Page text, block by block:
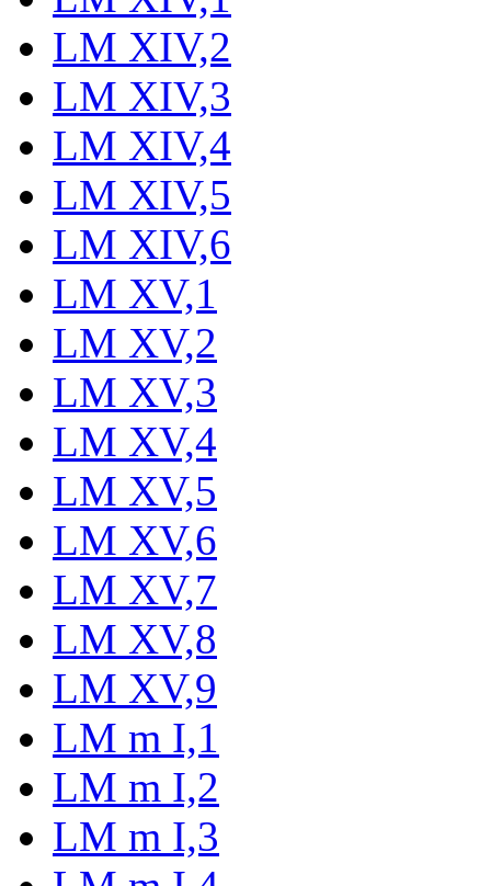
LM XIV,2
LM XIV,3
LM XIV,4
LM XIV,5
LM XIV,6
LM XV,1
LM XV,2
LM XV,3
LM XV,4
LM XV,5
LM XV,6
LM XV,7
LM XV,8
LM XV,9
LM m I,1
LM m I,2
LM m I,3